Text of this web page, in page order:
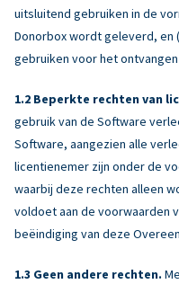
uitsluitend gebruiken in de
Donorbox wordt geleverd,
gebruiken voor het
Beperkte rechten van
gebruik van de Software
Software, aangezien alle
licentienemer zijn onder de
waarbij deze rechten alleen
voldoet aan de voorwaarden
beëindiging van deze
Geen andere rechten.